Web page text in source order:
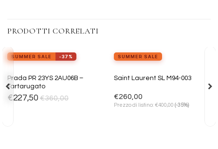
PRODOTTI CORRELATI
SUMMER SALE -37%
Prada PR 23YS 2AU06B –
Tartarugato
€227,50 €360,00
Aggiungi
alla lista
SUMMER SALE
Saint Laurent SL M94-003
€260,00
Prezzo di listino: €400,00 (-35%)